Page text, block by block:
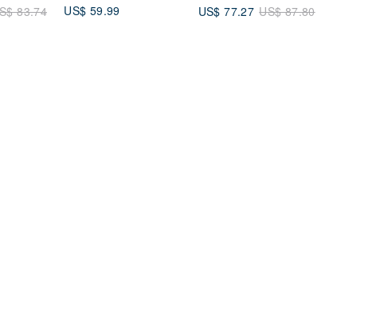
83.74
US$ 59.99
US$ 77.27 US$ 87.80